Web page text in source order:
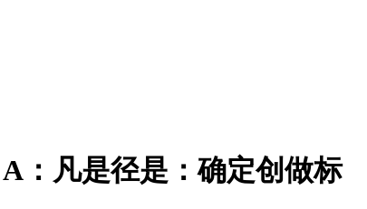
：凡是径是：确定创做标